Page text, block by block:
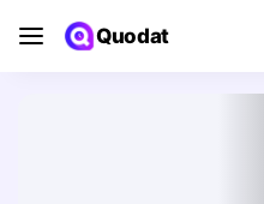
Quodat